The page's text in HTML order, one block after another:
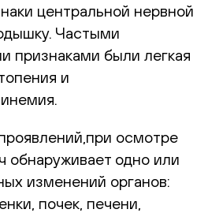
центральной нервной
Частыми
признаками были легкая
и
осмотре
обнаруживает одно или
изменений органов:
почек, печени,